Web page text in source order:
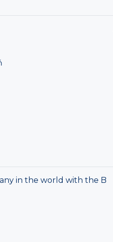
in the world with the B